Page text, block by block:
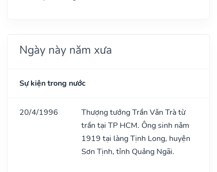
Ngày này năm xưa
Sự kiện trong nước
20/4/1996
Thượng tướng Trần Vǎn Trà từ
trần tại TP HCM. Ông sinh nǎm
1919 tại làng Tịnh Long, huyện
Sơn Tịnh, tỉnh Quảng Ngãi.